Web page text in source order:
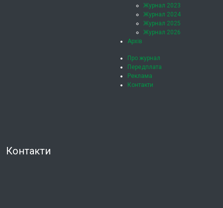
Журнал 2023
Журнал 2024
Журнал 2025
Журнал 2026
Архів
Про журнал
Передплата
Реклама
Контакти
Контакти